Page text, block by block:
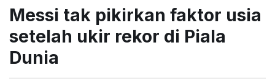
Piala Dunia
Messi tak pikirkan faktor usia
setelah ukir rekor di Piala
Dunia